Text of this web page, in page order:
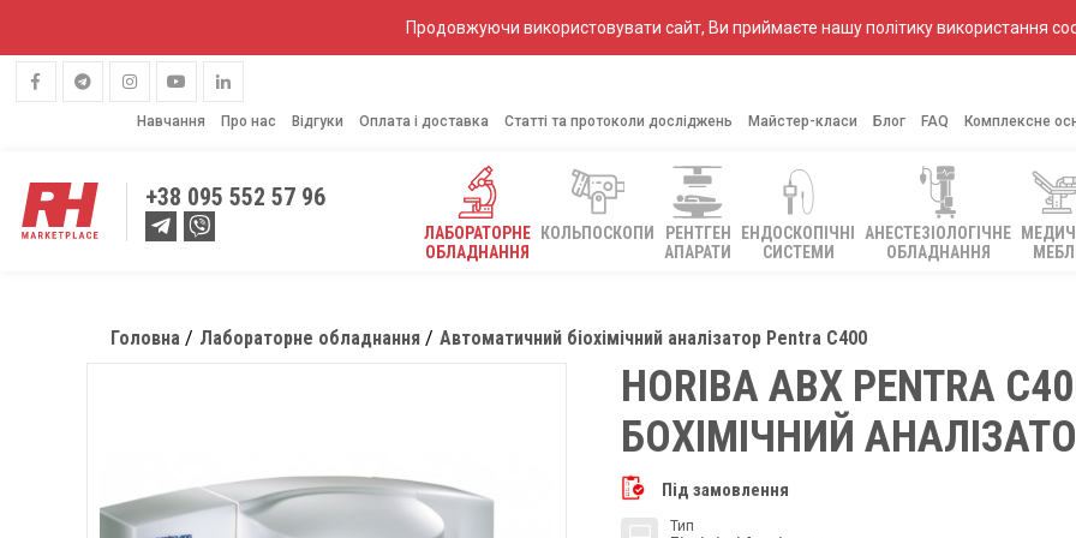
Продовжуючи використовувати сайт, Ви приймаєте нашу політику використання
Навчання Про нас Відгуки Оплата і доставка Статті та протоколи досліджень Майстер-класи Блог FAQ Комплексне
+38 095 552 57 96
ЛАБОРАТОРНЕ
ОБЛАДНАННЯ
КОЛЬПОСКОПИ
РЕНТГЕН
АПАРАТИ
ЕНДОСКОПІЧНІ
СИСТЕМИ
АНЕСТЕЗІОЛОГІЧНЕ
ОБЛАДНАННЯ
МЕБЛІ
Головна Лабораторне обладнання Автоматичний біохімічний аналізатор Pentra С400
HORIBA ABX PENTRA
БОХІМІЧНИЙ
Під замовлення
Тип